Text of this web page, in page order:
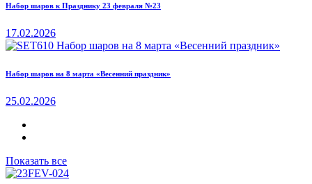
Набор шаров к Празднику 23 февраля №23
17.02.2026
Набор шаров на 8 марта «Весенний праздник»
25.02.2026
Показать все